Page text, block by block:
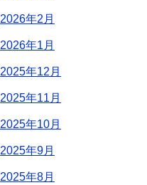
2026年2月
2026年1月
2025年12月
2025年11月
2025年10月
2025年9月
2025年8月